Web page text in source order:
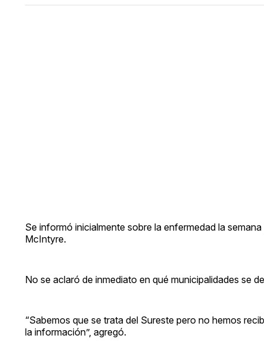
Se informó inicialmente sobre la enfermedad la
McIntyre.
No se aclaró de inmediato en qué municipalidades se
“Sabemos que se trata del Sureste pero no hemos
la información”, agregó.